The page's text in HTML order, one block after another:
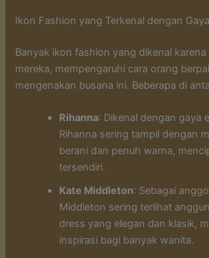
Ikon Fashion yang Terkenal dengan
Banyak ikon fashion yang dikenal
mereka, mempengaruhi cara orang
mengenakan busana ini. Beberapa di
Rihanna: Dikenal dengan gaya
Rihanna sering tampil dengan
berani dan penuh warna,
tersendiri.
Kate Middleton: Sebagai
Middleton sering terlihat
dress yang elegan dan klasik,
inspirasi bagi banyak wanita.